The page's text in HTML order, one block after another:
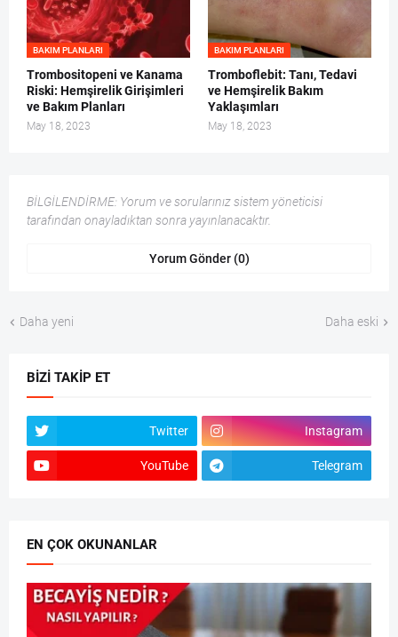
BAKIM PLANLARI
Trombositopeni ve Kanama
Riski: Hemşirelik Girişimleri
ve Bakım Planları
May 18, 2023
BAKIM PLANLARI
Tromboflebit: Tanı, Tedavi
ve Hemşirelik Bakım
Yaklaşımları
May 18, 2023
BİLGİLENDİRME: Yorum ve sorularınız sistem yöneticisi
tarafından onayladıktan sonra yayınlanacaktır.
Yorum Gönder (0)
Daha yeni Daha eski
BIZI TAKIP ET
Twitter Instagram
YouTube Telegram
EN ÇOK OKUNANLAR